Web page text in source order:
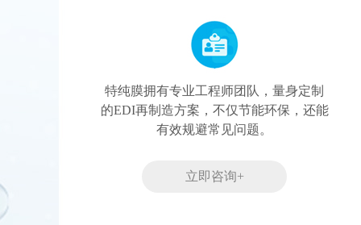
特纯膜拥有专业工程师团队，量身定制
的EDI再制造方案，不仅节能环保，还能
有效规避常见问题。
立即咨询+